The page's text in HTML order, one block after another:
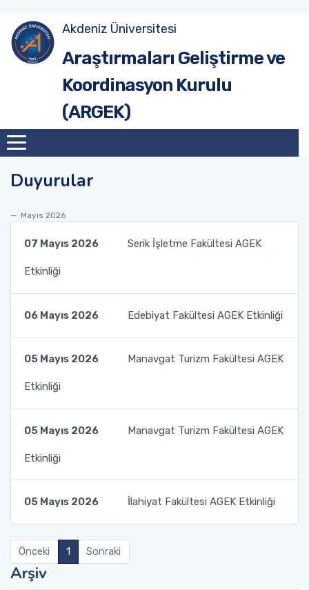
Akdeniz Üniversitesi
Araştırmaları Geliştirme ve
Koordinasyon Kurulu
(ARGEK)
Duyurular
Mayıs 2026
07 Mayıs 2026 Serik İşletme Fakültesi AGEK
Etkinliği
06 Mayıs 2026 Edebiyat Fakültesi AGEK Etkinliği
05 Mayıs 2026 Manavgat Turizm Fakültesi AGEK
Etkinliği
05 Mayıs 2026 Manavgat Turizm Fakültesi AGEK
Etkinliği
05 Mayıs 2026 İlahiyat Fakültesi AGEK Etkinliği
Önceki 1 Sonraki
Arşiv
Site Anasayfa
Üniversite Anasayfa
Tanıtım
Misyon & Vizyon
Organizasyon Şeması
Akdeniz Üniversitesi Araştırma Geliştirme
Süreçleri Yönetim Organizasyon Yapısı
Kurul Üyeleri
Hedef ve Öneriler (2017-2020)
Hedef ve Öneriler (2020-2023)
Hedef ve Öneriler (2023-2026)
Tanıtım
Birim AGEK'leri
Çalışma Esasları
AGEK Rapor Şablonu